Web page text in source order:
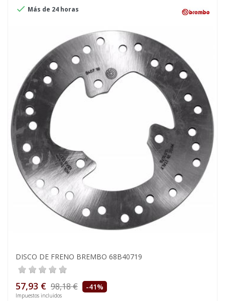
 Más de 24 horas
DISCO DE FRENO BREMBO 68B40719
57,93 € 98,18 € -41%
Impuestos incluidos